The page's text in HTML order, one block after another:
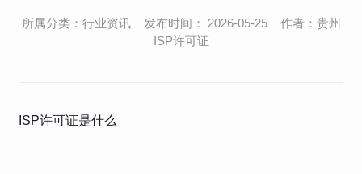
所属分类：行业资讯 发布时间： 2026-05-25 作者：贵州
ISP许可证
ISP许可证是什么